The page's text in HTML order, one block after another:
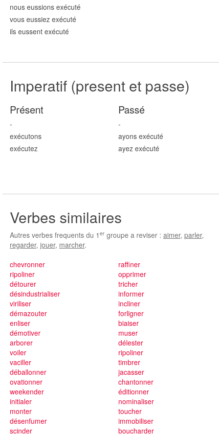
nous eussions exécuté
vous eussiez exécuté
ils eussent exécuté
Imperatif (present et passe)
Présent
-
exécutons
exécutez
Passé
-
ayons exécuté
ayez exécuté
Verbes similaires
Autres verbes frequents du 1 er groupe a reviser : aimer, parler,
regarder, jouer, marcher.
chevronner
ripoliner
détourer
désindustrialiser
viriliser
démazouter
enliser
démotiver
arborer
raffiner
opprimer
tricher
informer
incliner
forligner
biaiser
muser
délester
voiler
vaciller
déballonner
ovationner
weekender
initialer
monter
désenfumer
scinder
ripoliner
timbrer
jacasser
chantonner
éditionner
nominaliser
toucher
immobiliser
boucharder